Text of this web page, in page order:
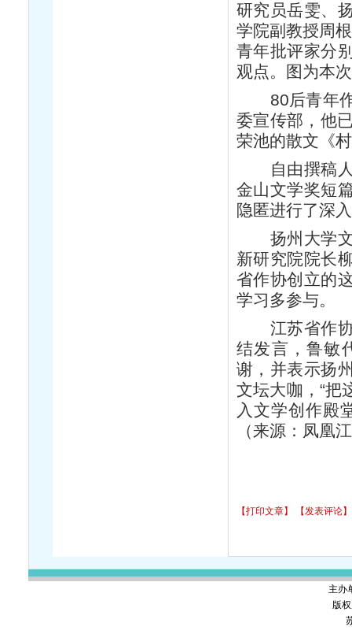
研究员岳雯、
学院副教授周
青年批评家分
观点。图为本
80后青年
委宣传部，他
荣池的散文《
自由撰稿
金山文学奖短
隐匿进行了深
扬州大学
新研究院院长
省作协创立的
学习多参与。
江苏省作
结发言，鲁敏
谢，并表示扬
文坛大咖，“把
入文学创作殿
（来源：凤凰
【打印文章】 【发表评论】
主办
版